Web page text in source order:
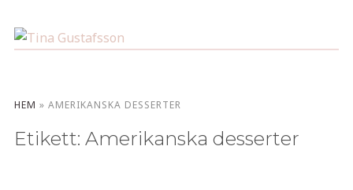
HEM » AMERIKANSKA DESSERTER
Etikett: Amerikanska desserter